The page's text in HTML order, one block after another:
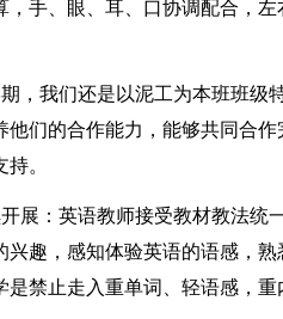
，手、眼、耳、口协调配合，
，我们还是以泥工为本班班
们的合作能力，能够共同合
。
展：英语教师接受教材教法统
趣，感知体验英语的语感，
禁止走入重单词、轻语感，重